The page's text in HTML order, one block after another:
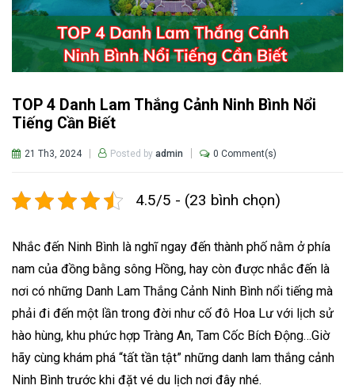
TOP 4 Danh Lam Thắng Cảnh Ninh Bình Nổi
Tiếng Cần Biết
21 Th3, 2024 Posted by admin 0 Comment(s)
4.5/5 - (23 bình chọn)
Nhắc đến Ninh Bình là nghĩ ngay đến thành phố nằm ở phía
nam của đồng bằng sông Hồng, hay còn được nhắc đến là
nơi có những Danh Lam Thắng Cảnh Ninh Bình nổi tiếng mà
phải đi đến một lần trong đời như cố đô Hoa Lư với lịch sử
hào hùng, khu phức hợp Tràng An, Tam Cốc Bích Động…Giờ
hãy cùng khám phá “tất tần tật” những danh lam thắng cảnh
Ninh Bình trước khi đặt vé du lịch nơi đây nhé.